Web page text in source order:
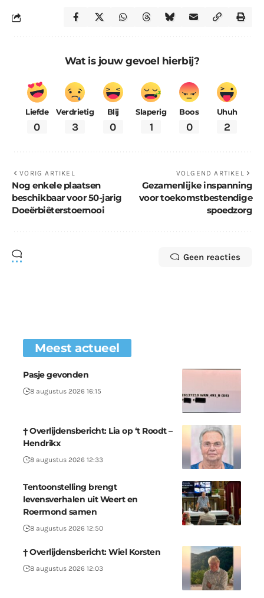
Wat is jouw gevoel hierbij?
Liefde
0
Verdrietig
3
Blij
0
Slaperig
1
Boos
0
Uhuh
2
VORIG ARTIKEL
Nog enkele plaatsen
beschikbaar voor 50-jarig
Doeërbiêterstoernooi
VOLGEND ARTIKEL
Gezamenlijke inspanning
voor toekomstbestendige
spoedzorg
Geen reacties
Meest actueel
Pasje gevonden
8 augustus 2026 16:15
† Overlijdensbericht: Lia op ‘t Roodt –
Hendrikx
8 augustus 2026 12:33
Tentoonstelling brengt
levensverhalen uit Weert en
Roermond samen
8 augustus 2026 12:50
† Overlijdensbericht: Wiel Korsten
8 augustus 2026 12:03